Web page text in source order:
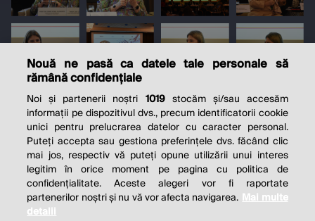
Nouă ne pasă ca datele tale personale să
rămână confidențiale
Noi și partenerii noștri 1019stocăm și/sau accesăm
informații pe dispozitivul dvs., precum identificatorii cookie
unici pentru prelucrarea datelor cu caracter personal.
Puteți accepta sau gestiona preferințele dvs. făcând clic
mai jos, respectiv vă puteți opune utilizării unui interes
legitim în orice moment pe pagina cu politica de
confidențialitate. Aceste alegeri vor fi raportate
partenerilor noștri și nu vă vor afecta navigarea. Mai multe
detalii